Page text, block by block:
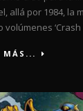
allá por 1984, la
volúmenes ‘Crash
MÁS...